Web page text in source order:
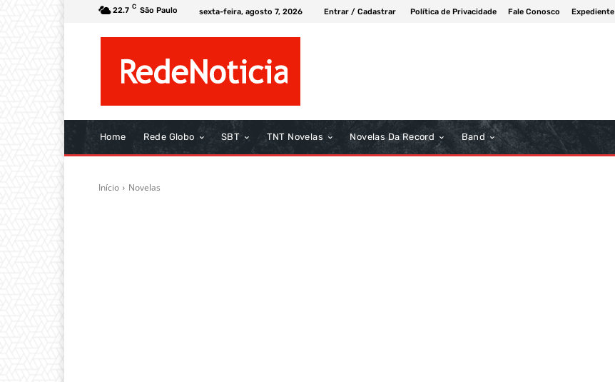
22.7 C São Paulo sexta-feira, agosto 7, 2026 Entrar / Cadastrar Política de Privacidade Fale Conosco Expediente
Home Rede Globo SBT TNT Novelas Novelas Da Record Band
Início Novelas